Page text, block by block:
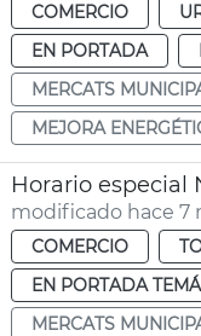
COMERCIO
EN PORTADA
MERCATS
MEJORA
Horario especial
modificado hace 7
COMERCIO
EN PORTADA
MERCATS